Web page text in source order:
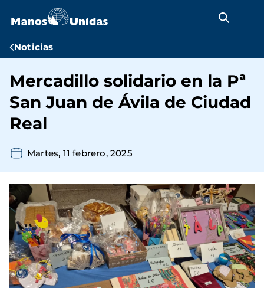
contenido
Ruta
navegación
Noticias
Mercadillo solidario en la Pª
San Juan de Ávila de Ciudad
Real
Martes, 11 febrero, 2025